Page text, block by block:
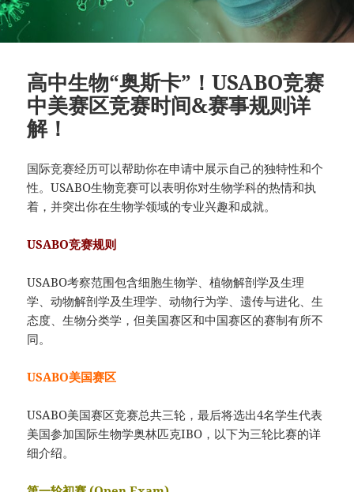
高中生物“奥斯卡”！USABO竞赛
中美赛区竞赛时间&赛事规则详
解！
国际竞赛经历可以帮助你在申请中展示自己的独特性和个
性。USABO生物竞赛可以表明你对生物学科的热情和执
着，并突出你在生物学领域的专业兴趣和成就。
USABO竞赛规则
USABO考察范围包含细胞生物学、植物解剖学及生理
学、动物解剖学及生理学、动物行为学、遗传与进化、生
态度、生物分类学，但美国赛区和中国赛区的赛制有所不
同。
USABO美国赛区
USABO美国赛区竞赛总共三轮，最后将选出4名学生代表
美国参加国际生物学奥林匹克IBO，以下为三轮比赛的详
细介绍。